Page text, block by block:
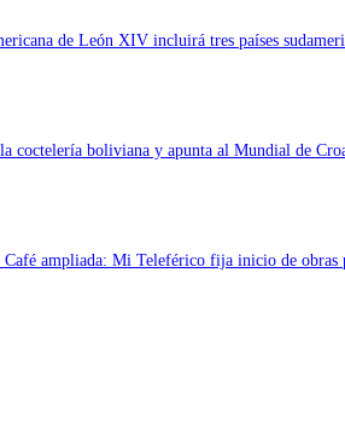
de León XIV incluirá tres países
coctelería boliviana y apunta al Mundial de
Café ampliada: Mi Teleférico fija inicio de obras